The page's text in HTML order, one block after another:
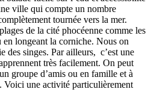
ville qui compte un nombre
tournée vers la mer.
de la cité phocéenne comme les
en longeant la corniche. Nous on
des singes. Par ailleurs, c’est une
très facilement. On peut
groupe d’amis ou en famille et à
Voici une activité particulièrement